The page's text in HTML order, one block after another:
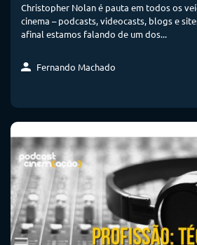
Christopher Nolan é pauta em todos os
cinema – podcasts, videocasts, blogs e
afinal estamos falando de um dos...
Fernando Machado